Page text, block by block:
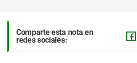
Comparte esta nota en
redes sociales: